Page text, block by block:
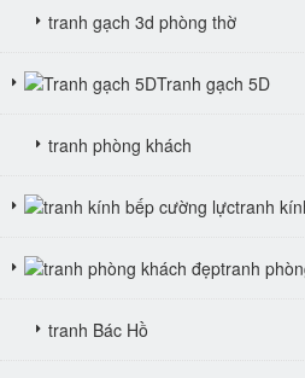
tranh gạch 3d phòng thờ
Tranh gạch 5D
tranh phòng khách
tranh
tranh
tranh Bác Hồ